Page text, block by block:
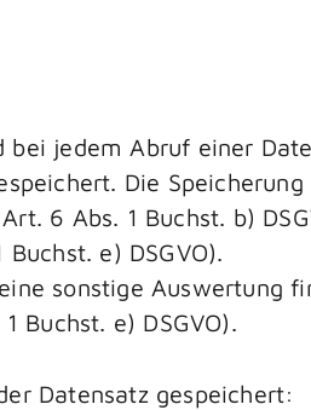
jedem Abruf einer
Die
6 Abs. 1 Buchst. b)
e) DSGVO).
sonstige Auswertung
Buchst. e) DSGVO).
Datensatz gespeichert: